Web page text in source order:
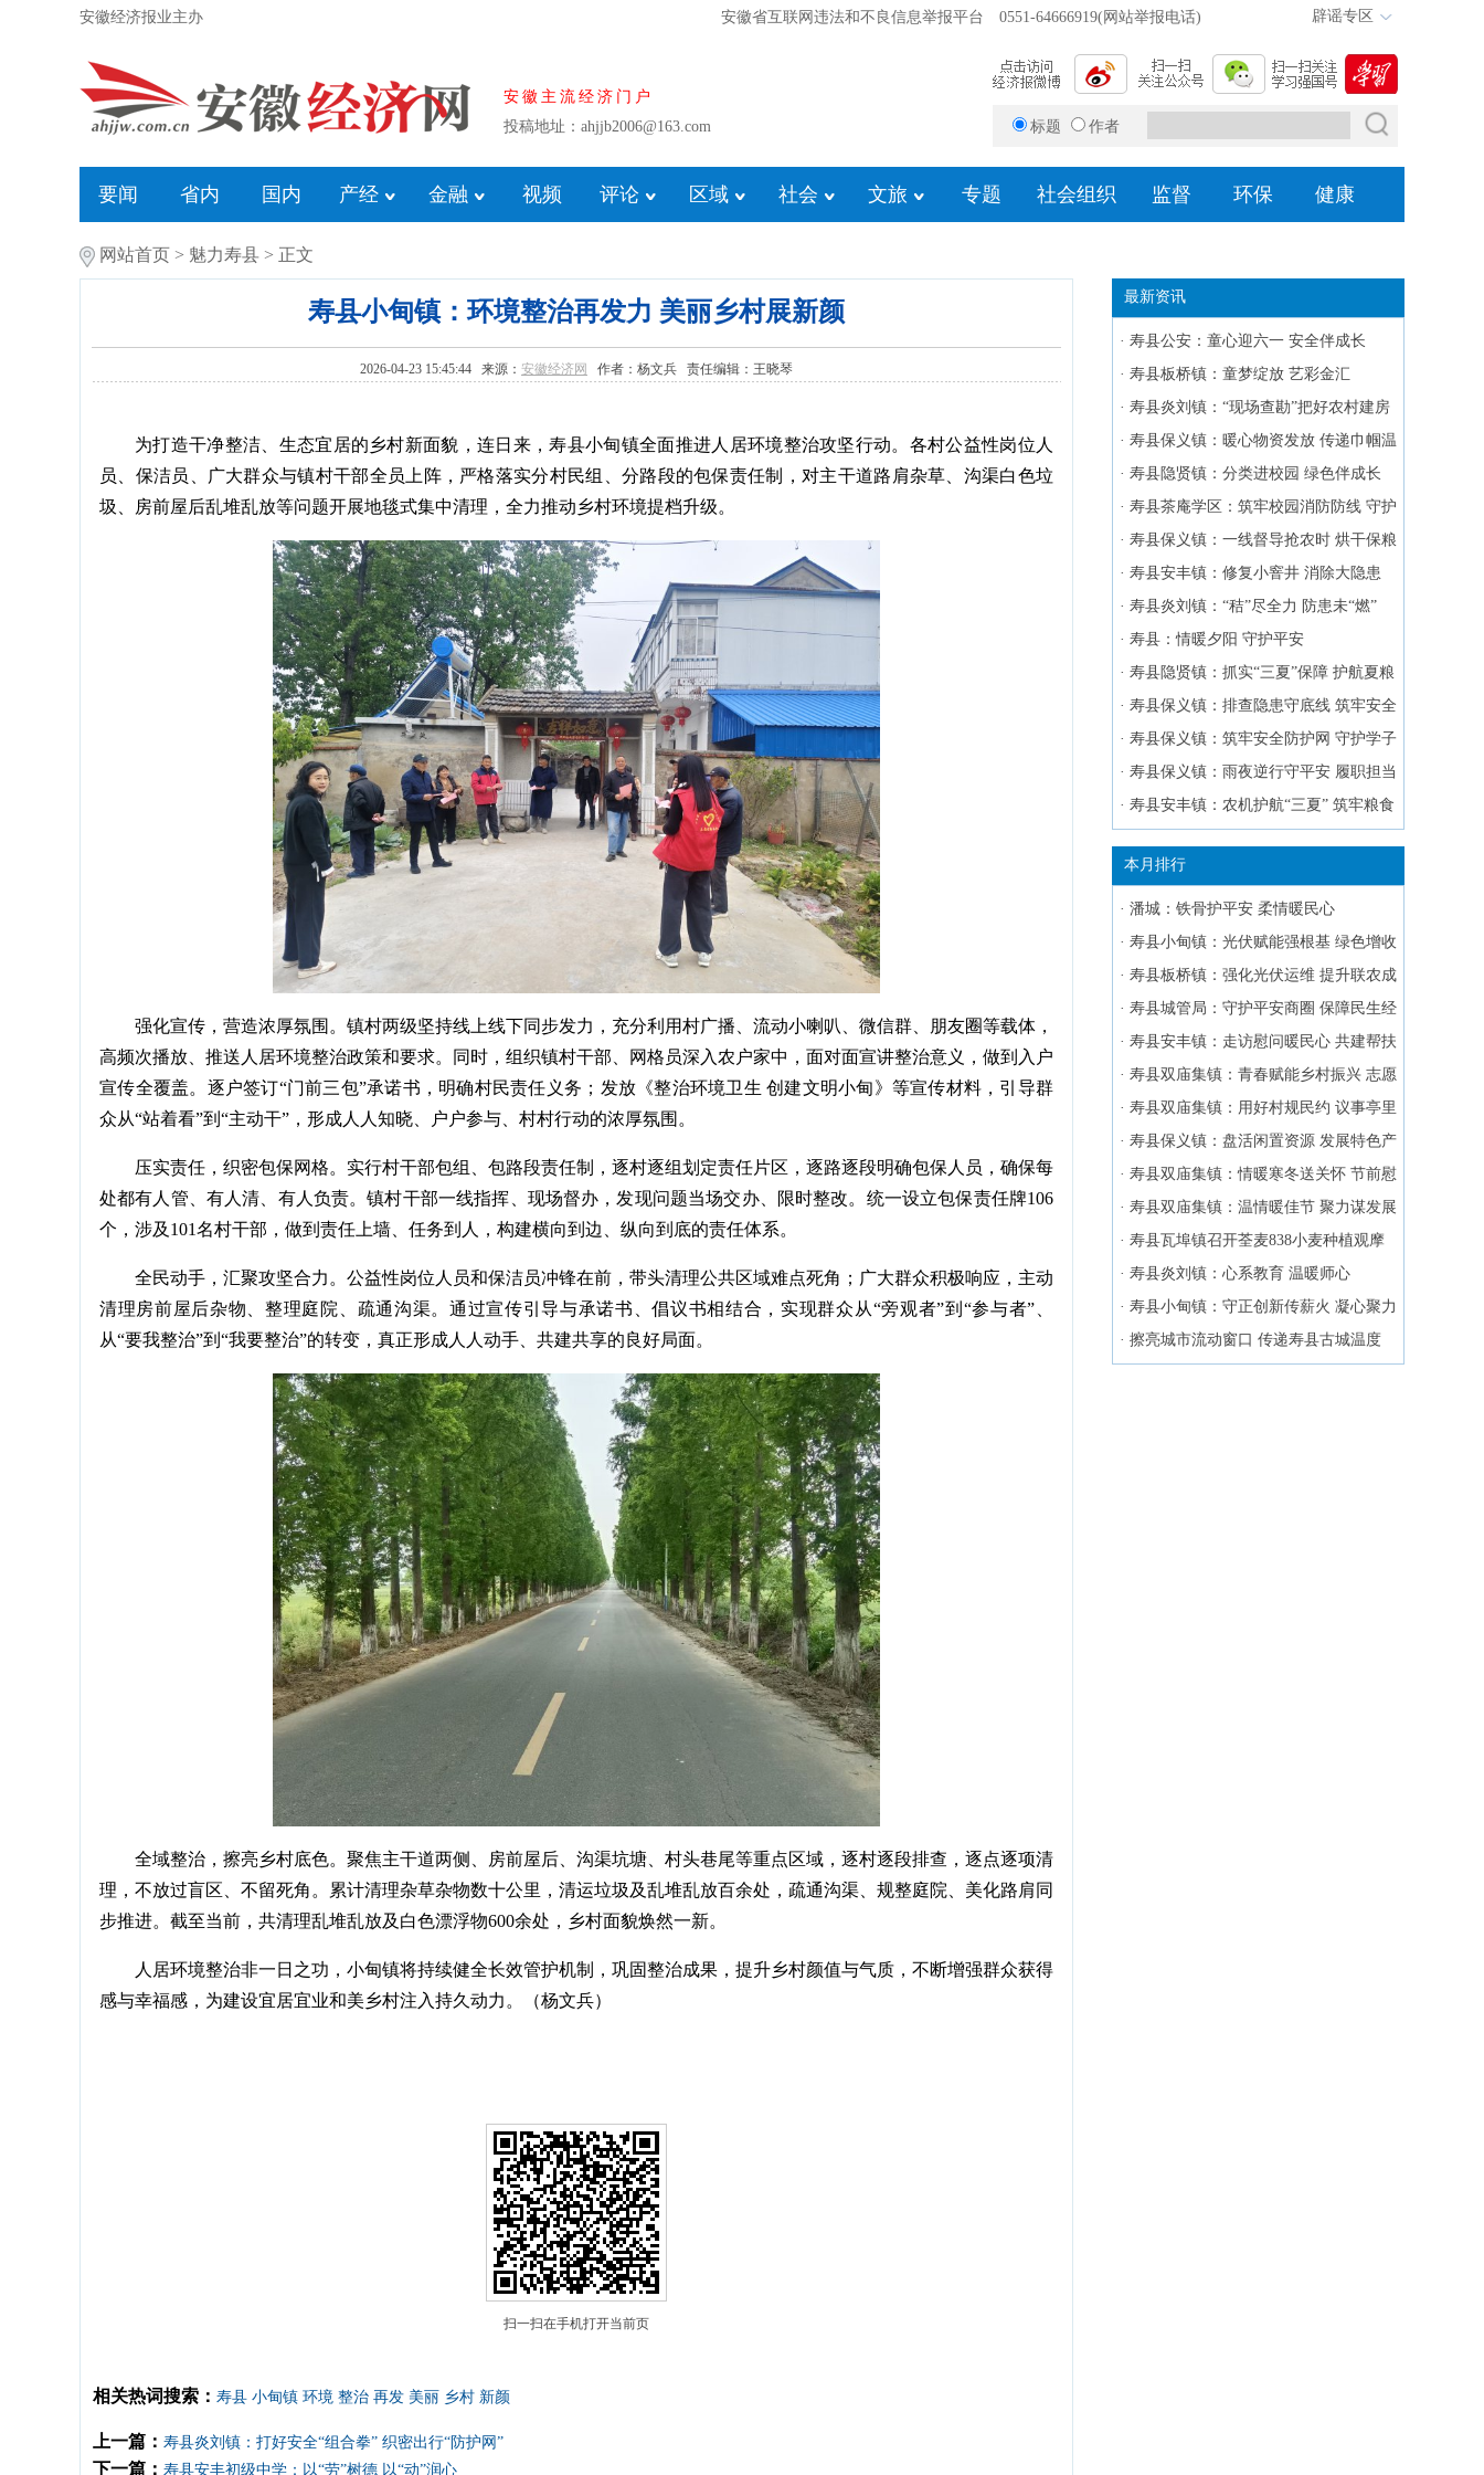
安徽经济报业主办 安徽省互联网违法和不良信息举报平台 0551-64666919(网站举报电话) 辟谣专区
安徽主流经济门户
投稿地址：ahjjb2006@163.com
标题 作者
要闻 省内 国内 产经 金融 视频 评论 区域 社会 文旅 专题 社会组织 监督 环保 健康
网站首页 > 魅力寿县 > 正文
寿县小甸镇：环境整治再发力 美丽乡村展新颜
2026-04-23 15:45:44 来源： 安徽经济网 作者：杨文兵 责任编辑：王晓琴
为打造干净整洁、生态宜居的乡村新面貌，连日来，寿县小甸镇全面推进人居环境整治攻坚行动。各村公益性岗位人
员、保洁员、广大群众与镇村干部全员上阵，严格落实分村民组、分路段的包保责任制，对主干道路肩杂草、沟渠白色垃
圾、房前屋后乱堆乱放等问题开展地毯式集中清理，全力推动乡村环境提档升级。
强化宣传，营造浓厚氛围。镇村两级坚持线上线下同步发力，充分利用村广播、流动小喇叭、微信群、朋友圈等载体，
高频次播放、推送人居环境整治政策和要求。同时，组织镇村干部、网格员深入农户家中，面对面宣讲整治意义，做到入户
宣传全覆盖。逐户签订“门前三包”承诺书，明确村民责任义务；发放《整治环境卫生 创建文明小甸》等宣传材料，引导群
众从“站着看”到“主动干”，形成人人知晓、户户参与、村村行动的浓厚氛围。
压实责任，织密包保网格。实行村干部包组、包路段责任制，逐村逐组划定责任片区，逐路逐段明确包保人员，确保每
处都有人管、有人清、有人负责。镇村干部一线指挥、现场督办，发现问题当场交办、限时整改。统一设立包保责任牌106
个，涉及101名村干部，做到责任上墙、任务到人，构建横向到边、纵向到底的责任体系。
全民动手，汇聚攻坚合力。公益性岗位人员和保洁员冲锋在前，带头清理公共区域难点死角；广大群众积极响应，主动
清理房前屋后杂物、整理庭院、疏通沟渠。通过宣传引导与承诺书、倡议书相结合，实现群众从“旁观者”到“参与者”、
从“要我整治”到“我要整治”的转变，真正形成人人动手、共建共享的良好局面。
全域整治，擦亮乡村底色。聚焦主干道两侧、房前屋后、沟渠坑塘、村头巷尾等重点区域，逐村逐段排查，逐点逐项清
理，不放过盲区、不留死角。累计清理杂草杂物数十公里，清运垃圾及乱堆乱放百余处，疏通沟渠、规整庭院、美化路肩同
步推进。截至当前，共清理乱堆乱放及白色漂浮物600余处，乡村面貌焕然一新。
人居环境整治非一日之功，小甸镇将持续健全长效管护机制，巩固整治成果，提升乡村颜值与气质，不断增强群众获得
感与幸福感，为建设宜居宜业和美乡村注入持久动力。（杨文兵）
扫一扫在手机打开当前页
相关热词搜索： 寿县 小甸镇 环境 整治 再发 美丽 乡村 新颜
上一篇： 寿县炎刘镇：打好安全“组合拳” 织密出行“防护网”
下一篇： 寿县安丰初级中学：以“劳”树德 以“动”润心
最新资讯
· 寿县公安：童心迎六一 安全伴成长
· 寿县板桥镇：童梦绽放 艺彩金汇
· 寿县炎刘镇：“现场查勘”把好农村建房
第一关
· 寿县保义镇：暖心物资发放 传递巾帼温
暖
· 寿县隐贤镇：分类进校园 绿色伴成长
· 寿县茶庵学区：筑牢校园消防防线 守护
平安育人环境
· 寿县保义镇：一线督导抢农时 烘干保粮
护丰收
· 寿县安丰镇：修复小窨井 消除大隐患
· 寿县炎刘镇：“秸”尽全力 防患未“燃”
· 寿县：情暖夕阳 守护平安
· 寿县隐贤镇：抓实“三夏”保障 护航夏粮
丰收
· 寿县保义镇：排查隐患守底线 筑牢安全
防护网
· 寿县保义镇：筑牢安全防护网 守护学子
平安路
· 寿县保义镇：雨夜逆行守平安 履职担当
护民生
· 寿县安丰镇：农机护航“三夏” 筑牢粮食
本月排行
· 潘城：铁骨护平安 柔情暖民心
· 寿县小甸镇：光伏赋能强根基 绿色增收
促振兴
· 寿县板桥镇：强化光伏运维 提升联农成
效
· 寿县城管局：守护平安商圈 保障民生经
济
· 寿县安丰镇：走访慰问暖民心 共建帮扶
践初心
· 寿县双庙集镇：青春赋能乡村振兴 志愿
践行初心使命
· 寿县双庙集镇：用好村规民约 议事亭里
解纷争
· 寿县保义镇：盘活闲置资源 发展特色产
业
· 寿县双庙集镇：情暖寒冬送关怀 节前慰
问暖人心
· 寿县双庙集镇：温情暖佳节 聚力谋发展
· 寿县瓦埠镇召开荃麦838小麦种植观摩
会
· 寿县炎刘镇：心系教育 温暖师心
· 寿县小甸镇：守正创新传薪火 凝心聚力
谱新篇
· 擦亮城市流动窗口 传递寿县古城温度